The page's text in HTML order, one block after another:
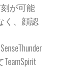
が可能
く、顔認